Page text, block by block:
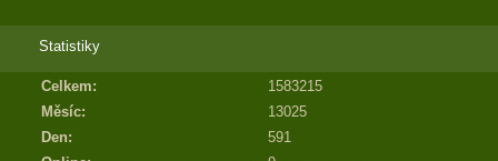
Statistiky
Celkem:
1583215
Měsíc:
13025
Den:
591